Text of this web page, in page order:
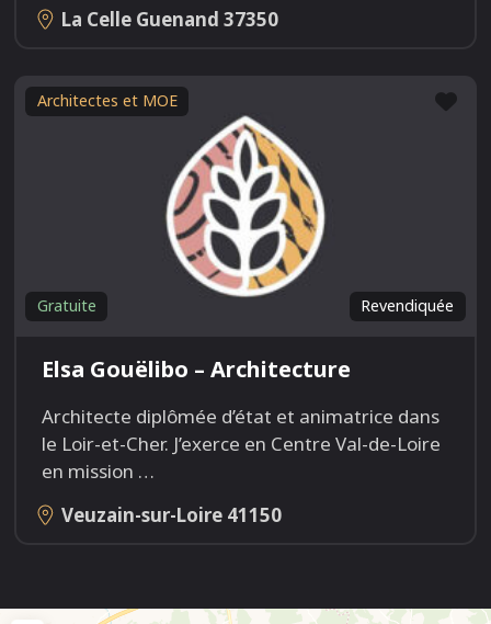
La Celle Guenand 37350
Architectes et MOE
Revendiquée
Gratuite
Elsa Gouëlibo – Architecture
Architecte diplômée d’état et animatrice dans
le Loir-et-Cher. J’exerce en Centre Val-de-Loire
en mission …
Veuzain-sur-Loire 41150